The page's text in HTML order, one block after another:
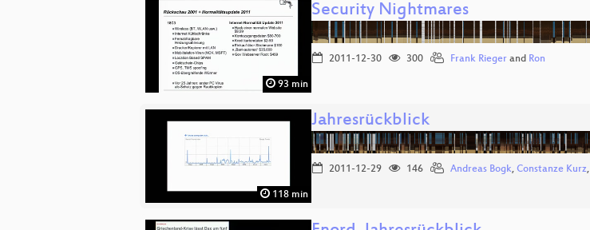
93 min
Security Nightmares
2011-12-30 300 Frank Rieger and Ron
118 min
Jahresrückblick
2011-12-29 146 Andreas Bogk, Constanze Kurz,